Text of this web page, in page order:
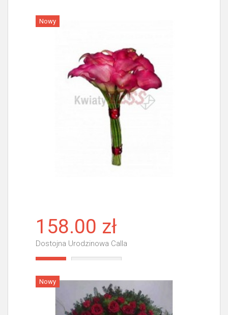
Nowy
158.00 zł
Dostojna Urodzinowa Calla
Nowy